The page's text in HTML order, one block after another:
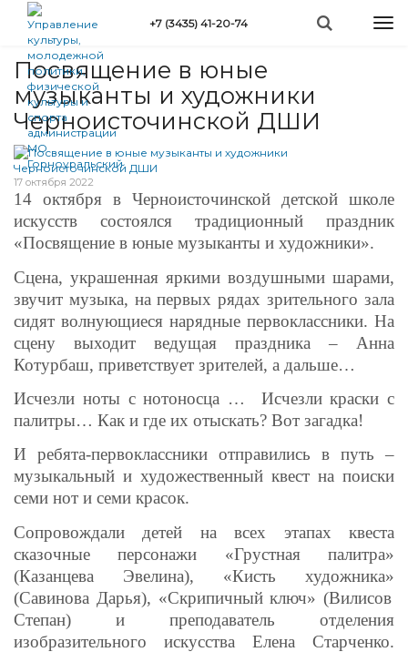
Перейти
основному
содержанию
+7 (3435) 41-20-74
Вы
здесь
Посвящение в юные
музыканты и художники
Черноисточинской ДШИ
17 октября 2022
14 октября в Черноисточинской детской школе
искусств состоялся традиционный праздник
«Посвящение в юные музыканты и художники».
Сцена, украшенная яркими воздушными шарами,
звучит музыка, на первых рядах зрительного зала
сидят волнующиеся нарядные первоклассники. На
сцену выходит ведущая праздника – Анна
Котурбаш, приветствует зрителей, а дальше…
Исчезли ноты с нотоносца … Исчезли краски с
палитры… Как и где их отыскать? Вот загадка!
И ребята-первоклассники отправились в путь –
музыкальный и художественный квест на поиски
семи нот и семи красок.
Сопровождали детей на всех этапах квеста
сказочные персонажи «Грустная палитра»
(Казанцева Эвелина), «Кисть художника»
(Савинова Дарья), «Скрипичный ключ» (Вилисов
Степан) и преподаватель отделения
изобразительного искусства Елена Старченко.